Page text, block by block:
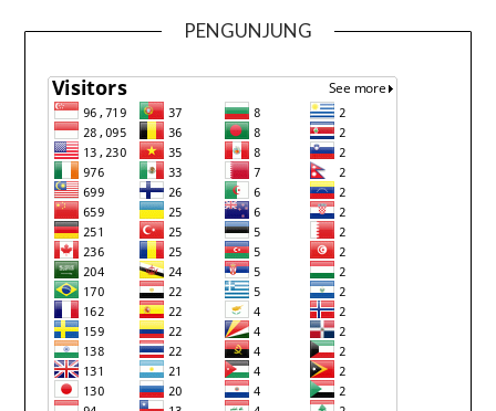
PENGUNJUNG